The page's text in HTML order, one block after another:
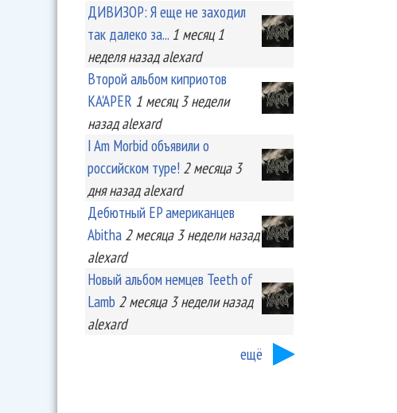
ДИВИЗОР: Я еще не заходил
так далеко за... 1 месяц 1
неделяназад alexard
Второй альбом киприотов
KA'APER 1 месяц 3 недели
назад alexard
I Am Morbid объявили о
российском туре! 2 месяца 3
дняназад alexard
Дебютный EP американцев
Abitha 2 месяца 3 неделиназад
alexard
Новый альбом немцев Teeth of
Lamb 2 месяца 3 неделиназад
alexard
ещё